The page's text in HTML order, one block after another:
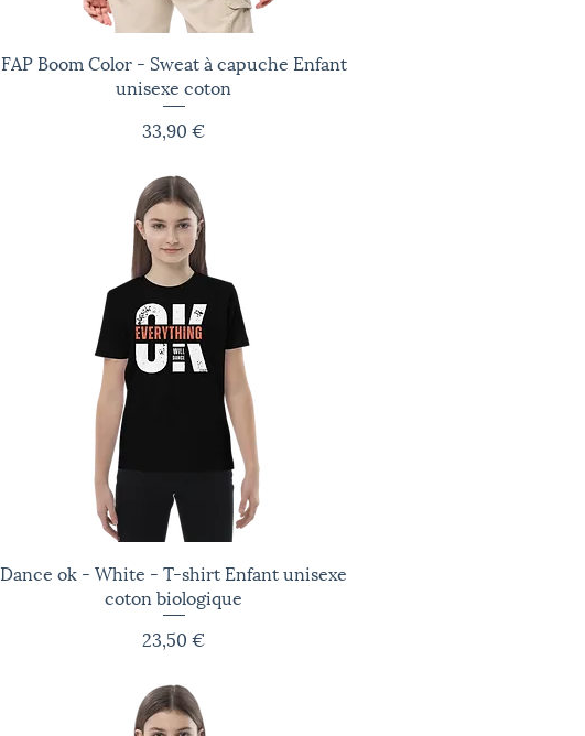
Aperçu rapide
FAP Boom Color - Sweat à capuche Enfant
unisexe coton
Prix
33,90 €
Aperçu rapide
Dance ok - White - T-shirt Enfant unisexe
coton biologique
Prix
23,50 €